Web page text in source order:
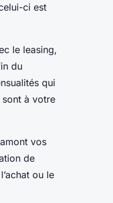
ci est
le leasing,
du
qui
sont à votre
vos
de
ou le